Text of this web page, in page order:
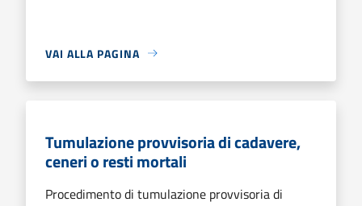
VAI ALLA PAGINA
Tumulazione provvisoria di cadavere,
ceneri o resti mortali
Procedimento di tumulazione provvisoria di